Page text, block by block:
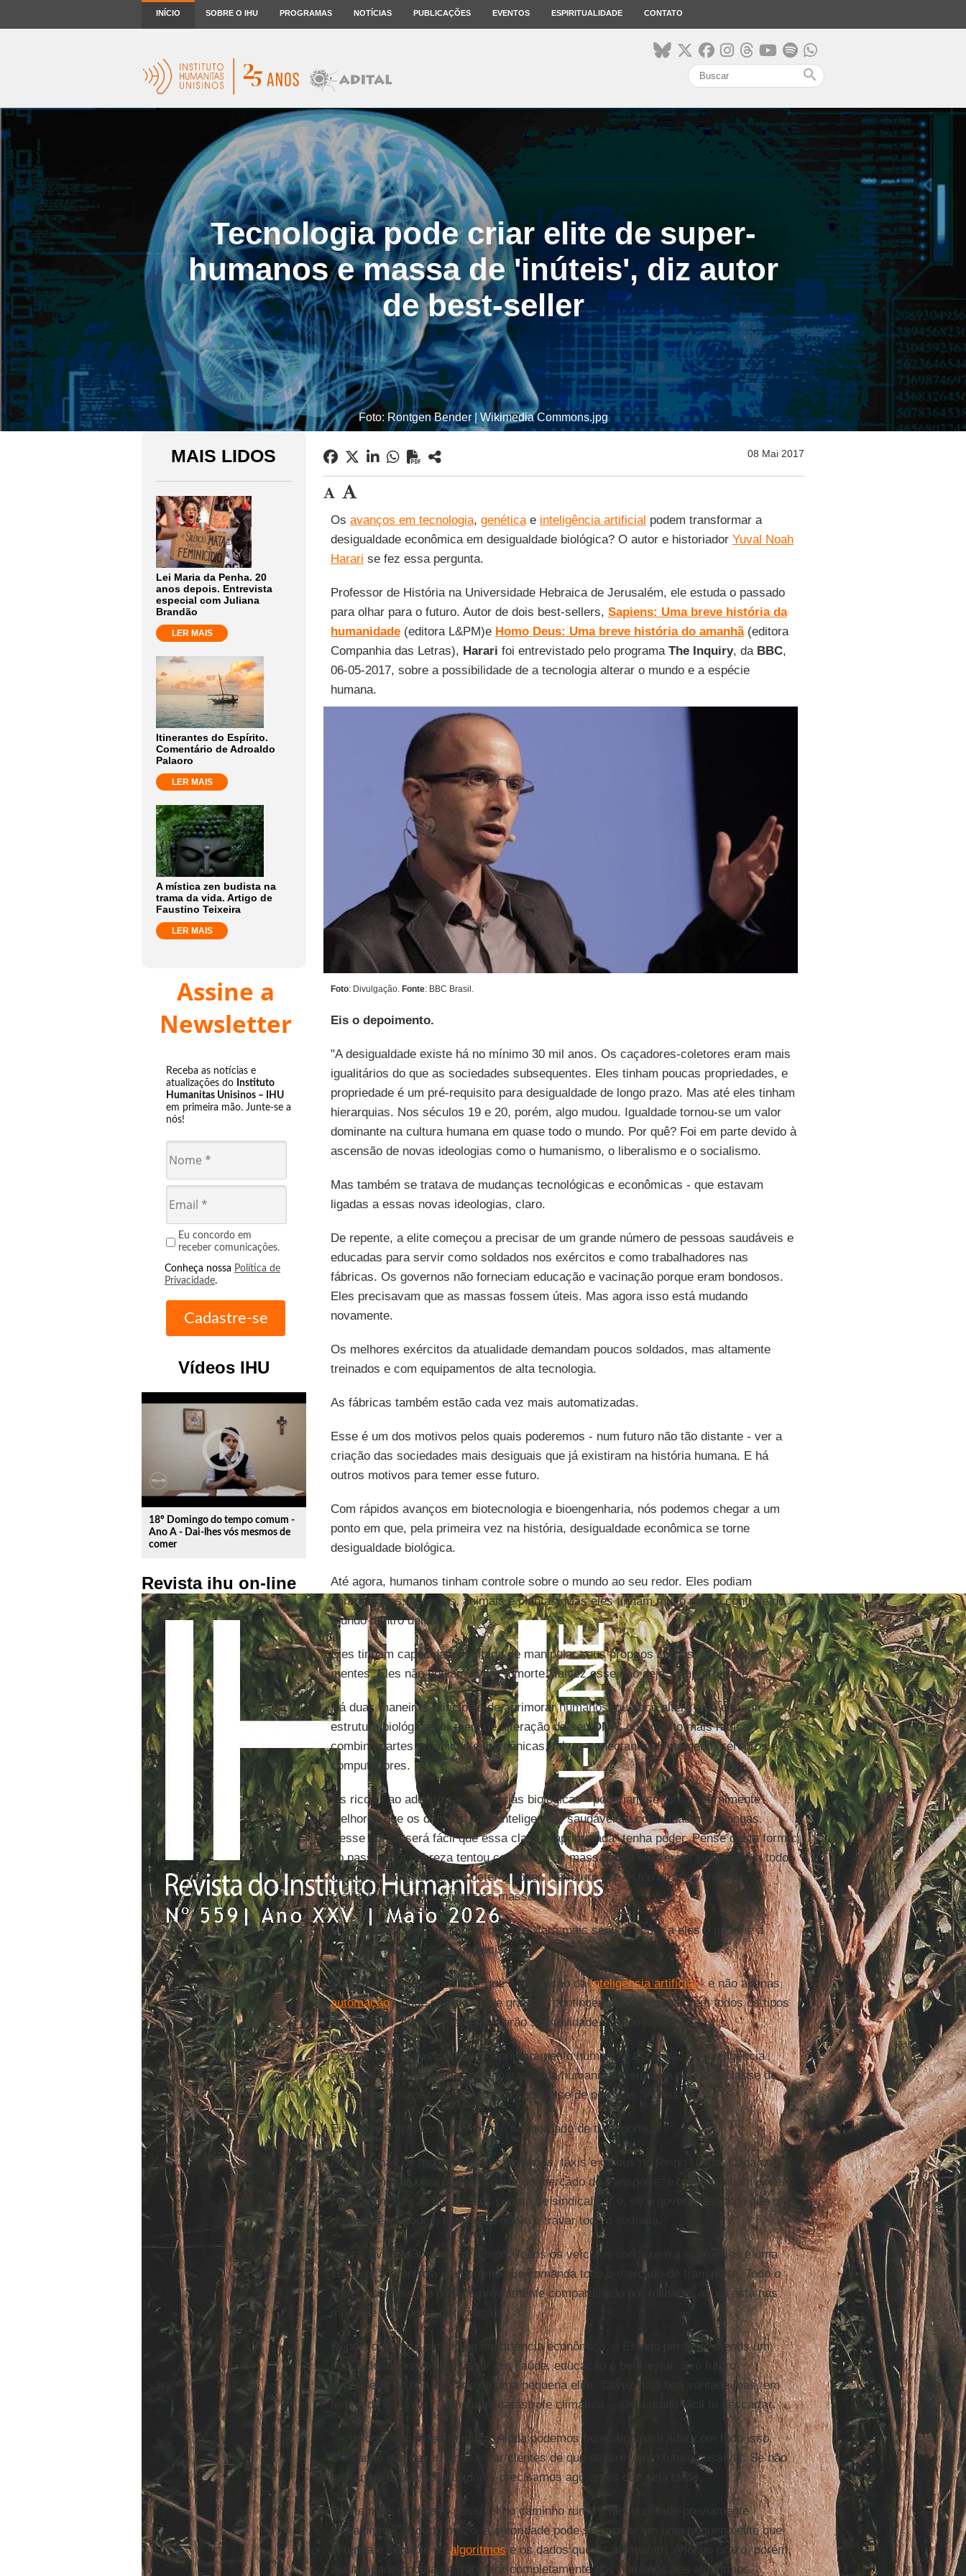
INÍCIO SOBRE O IHU PROGRAMAS NOTÍCIAS PUBLICAÇÕES EVENTOS ESPIRITUALIDADE CONTATO
search
Tecnologia pode criar elite de super-
humanos e massa de 'inúteis', diz autor
de best-seller
Foto: Rontgen Bender | Wikimedia Commons.jpg
MAIS LIDOS
Lei Maria da Penha. 20
anos depois. Entrevista
especial com Juliana
Brandão
LER MAIS
Itinerantes do Espírito.
Comentário de Adroaldo
Palaoro
LER MAIS
A mística zen budista na
trama da vida. Artigo de
Faustino Teixeira
LER MAIS
Assine a
Newsletter
Receba as notícias e
atualizações do Instituto
Humanitas Unisinos – IHU
em primeira mão. Junte-se a
nós!
Eu concordo em
receber comunicações.
Conheça nossa Política de
Privacidade.
Vídeos IHU
play_circle_outline
18º Domingo do tempo comum -
Ano A - Dai-lhes vós mesmos de
comer
Revista ihu on-line
08 Mai 2017
Os avanços em tecnologia, genéticae inteligência artificial podem transformar a
desigualdade econômica em desigualdade biológica? O autor e historiador Yuval Noah
Harari se fez essa pergunta.
Professor de História na Universidade Hebraica de Jerusalém, ele estuda o passado
para olhar para o futuro. Autor de dois best-sellers, Sapiens: Uma breve história da
humanidade(editora L&PM)e Homo Deus: Uma breve história do amanhã(editora
Companhia das Letras), Harari foi entrevistado pelo programa The Inquiry, da BBC,
06-05-2017, sobre a possibilidade de a tecnologia alterar o mundo e a espécie
humana.
Foto: Divulgação. Fonte: BBC Brasil.
Eis o depoimento.
"A desigualdade existe há no mínimo 30 mil anos. Os caçadores-coletores eram mais
igualitários do que as sociedades subsequentes. Eles tinham poucas propriedades, e
propriedade é um pré-requisito para desigualdade de longo prazo. Mas até eles tinham
hierarquias. Nos séculos 19 e 20, porém, algo mudou. Igualdade tornou-se um valor
dominante na cultura humana em quase todo o mundo. Por quê? Foi em parte devido à
ascensão de novas ideologias como o humanismo, o liberalismo e o socialismo.
Mas também se tratava de mudanças tecnológicas e econômicas - que estavam
ligadas a essas novas ideologias, claro.
De repente, a elite começou a precisar de um grande número de pessoas saudáveis e
educadas para servir como soldados nos exércitos e como trabalhadores nas
fábricas. Os governos não forneciam educação e vacinação porque eram bondosos.
Eles precisavam que as massas fossem úteis. Mas agora isso está mudando
novamente.
Os melhores exércitos da atualidade demandam poucos soldados, mas altamente
treinados e com equipamentos de alta tecnologia.
As fábricas também estão cada vez mais automatizadas.
Esse é um dos motivos pelos quais poderemos - num futuro não tão distante - ver a
criação das sociedades mais desiguais que já existiram na história humana. E há
outros motivos para temer esse futuro.
Com rápidos avanços em biotecnologia e bioengenharia, nós podemos chegar a um
ponto em que, pela primeira vez na história, desigualdade econômica se torne
desigualdade biológica.
Até agora, humanos tinham controle sobre o mundo ao seu redor. Eles podiam
controlar rios, florestas, animais e plantas. Mas eles tinham muito pouco controle do
mundo dentro deles.
Eles tinham capacidade limitada de manipular seus próprios corpos, cérebros e
mentes. Eles não podiam evitar a morte. Talvez esse não seja sempre o caso.
Há duas maneiras principais de aprimorar humanos: ou você altera algo em sua
estrutura biológica por meio de alteração de seuDNA, ou - o jeito mais radical - você
combina partes orgânicas e inorgânicas, talvez conectando diretamente cérebros e
computadores.
Os ricos - ao adquirir tais melhorias biológicas - poderiam se tornar literalmente
melhores que os demais: mais inteligentes, saudáveis e com vidas mais longas.
Nesse ponto, será fácil que essa classe "aprimorada" tenha poder. Pense desta forma:
no passado, a nobreza tentou convencer as massas que eles eram superiores a todos
os outros e que deveriam deter o poder. No futuro que estou descrevendo, eles
realmente serão superiores às massas.
E como eles serão melhores que nós, fará mais sentido ceder a eles o poder e a
prerrogativa de tomada de decisões.
Podemos também constatar que a ascensão dainteligência artificial- e não apenas
automação- pode significar que grandes contingentes de pessoas, em todos os tipos
de emprego, simplesmente perderão sua utilidade econômica.
Os dois processos casados - aprimoramento humano e ascensão de inteligência
artificial - podem resultar na separação da humanidade em uma pequena classe de
super-humanos e uma gigantesca subclasse de pessoas "inúteis".
Eis um exemplo concreto: pense no mercado de transporte.
Há centenas de motoristas de caminhões, táxis e ônibus no Reino Unido. Cada um
deles comanda uma pequena parte do mercado de transporte, e todos ganham poder
político em função disso. Eles podem se sindicalizar e, se o governo faz algo que não
gostam, eles podem fazer uma greve e travar todo o sistema.
Agora, avance 30 anos no tempo. Todos os veículos conduzem a si próprios e uma
corporação controla o algoritmo que comanda todo o mercado de transporte. Todo o
poder econômico e político previamente compartilhado por milhares agora está nas
mãos de uma única corporação.
Depois que você perde sua importância econômica, o Estado perde ao menos um
pouco do incentivo de investir em saúde, educação e bem-estar. Seu futuro
dependeria da boa vontade de uma pequena elite. Talvez haja boa vontade mas, em
tempo de de crise - como uma catástrofe climática -, seria muito fácil te descartar.
Tecnologia não é determinista. Ainda podemos fazer algo para lidar com tudo isso.
Mas acho que deveríamos estar cientes de que descrevo um futuro possível. Se não
gostamos dessa possibilidade, precisamos agir antes que seja tarde.
Existe mais um passo possível no caminho rumo à desigualdade previamente
inimaginável. A curto prazo, a autoridade pode se centrar em uma pequena elite que
detenha e controle osalgoritmos e os dados que os alimentam. A longo prazo, porém,
a autoridade poderá se transferir completamente dos humanos aos algoritmos.